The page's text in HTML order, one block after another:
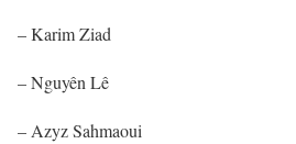
– Karim Ziad
– Nguyên Lê
– Azyz Sahmaoui